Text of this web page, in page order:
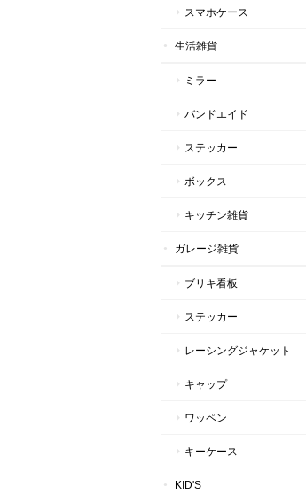
スマホケース
生活雑貨
ミラー
バンドエイド
ステッカー
ボックス
キッチン雑貨
ガレージ雑貨
ブリキ看板
ステッカー
レーシングジャケット
キャップ
ワッペン
キーケース
KID'S